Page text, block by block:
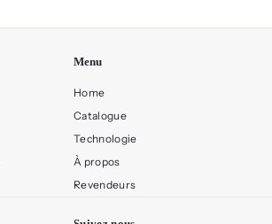
Menu
Home
Catalogue
Technologie
À propos
Revendeurs